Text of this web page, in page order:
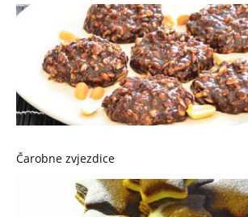
Čarobne zvjezdice